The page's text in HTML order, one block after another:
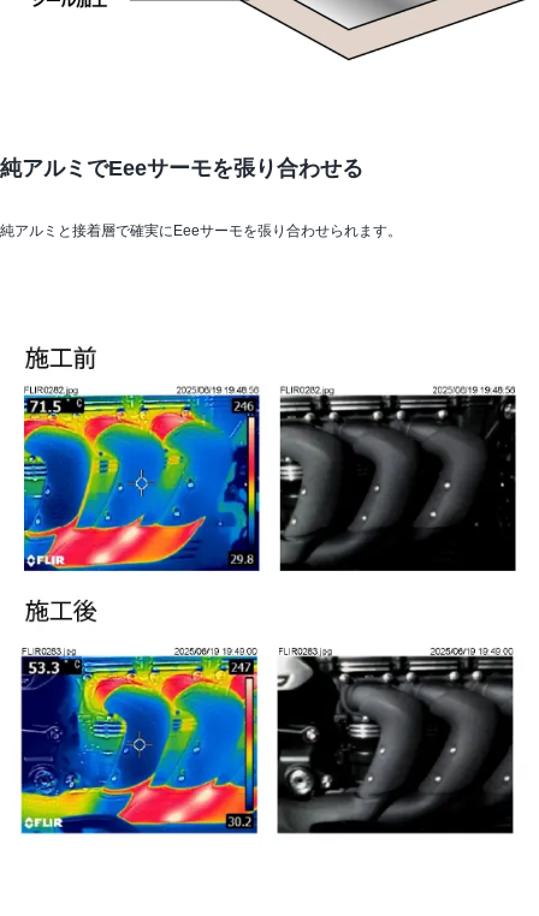
純アルミでEeeサーモを張り合わせる
純アルミと接着層で確実にEeeサーモを張り合わせられます。